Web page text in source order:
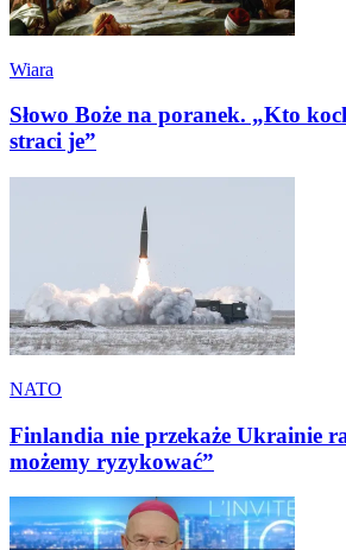
Wiara
Słowo Boże na poranek. „Kto
straci je”
NATO
Finlandia nie przekaże Ukrainie
możemy ryzykować”